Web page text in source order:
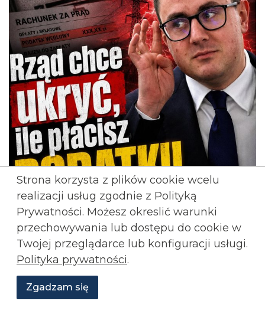
Paweł Usiądek: Skoro jest taki korzystny, po co
Strona korzysta z plików cookie wcelu
realizacji usług zgodnie z Polityką
Prywatności. Możesz okreslić warunki
przechowywania lub dostępu do cookie w
Twojej przeglądarce lub konfiguracji usługi.
Polityka prywatności.
Zgadzam się